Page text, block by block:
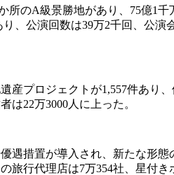
所のA級景勝地があり、75億1
、公演回数は39万2千回、公
産プロジェクトが1,557件あり
は22万3000人に上った。
遇措置が導入され、新たな形
旅行代理店は7万354社、星付き